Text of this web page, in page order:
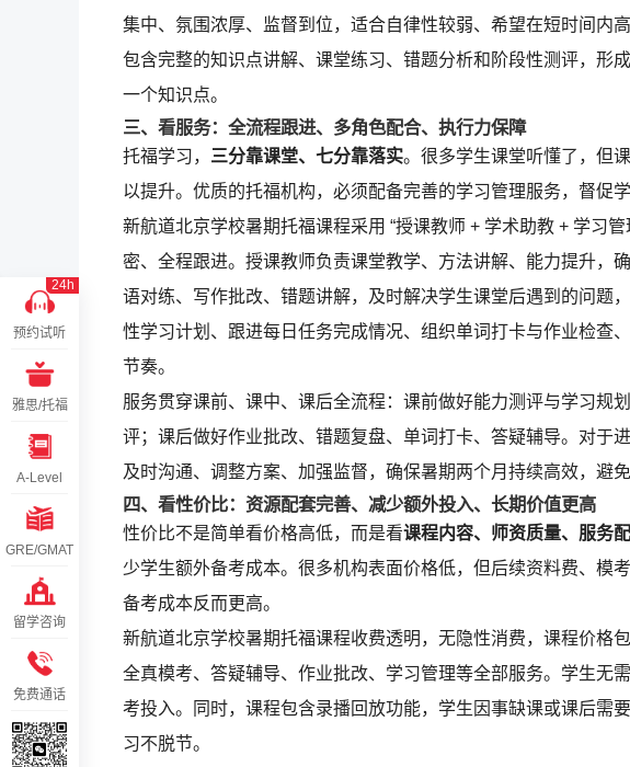
集中、氛围浓厚、监督到位，适合自律性较弱、希望在短时间内
包含完整的知识点讲解、课堂练习、错题分析和阶段性测评，形
一个知识点。
三、看服务：全流程跟进、多角色配合、执行力保障
托福学习， 三分靠课堂、七分靠落实。很多学生课堂听懂了，但
以提升。优质的托福机构，必须配备完善的学习管理服务，督促
新航道北京学校暑期托福课程采用 “授课教师 + 学术助教 + 学习
密、全程跟进。授课教师负责课堂教学、方法讲解、能力提升，
语对练、写作批改、错题讲解，及时解决学生课堂后遇到的问题
性学习计划、跟进每日任务完成情况、组织单词打卡与作业检查
节奏。
服务贯穿课前、课中、课后全流程：课前做好能力测评与学习规
评；课后做好作业批改、错题复盘、单词打卡、答疑辅导。对于
及时沟通、调整方案、加强监督，确保暑期两个月持续高效，避免
四、看性价比：资源配套完善、减少额外投入、长期价值更高
性价比不是简单看价格高低，而是看课程内容、师资质量、服务
少学生额外备考成本。很多机构表面价格低，但后续资料费、模
备考成本反而更高。
新航道北京学校暑期托福课程收费透明，无隐性消费，课程价格
全真模考、答疑辅导、作业批改、学习管理等全部服务。学生无
考投入。同时，课程包含录播回放功能，学生因事缺课或课后需
习不脱节。
24h
预约试听
雅思/托福
A-Level
GRE/GMAT
留学咨询
免费通话